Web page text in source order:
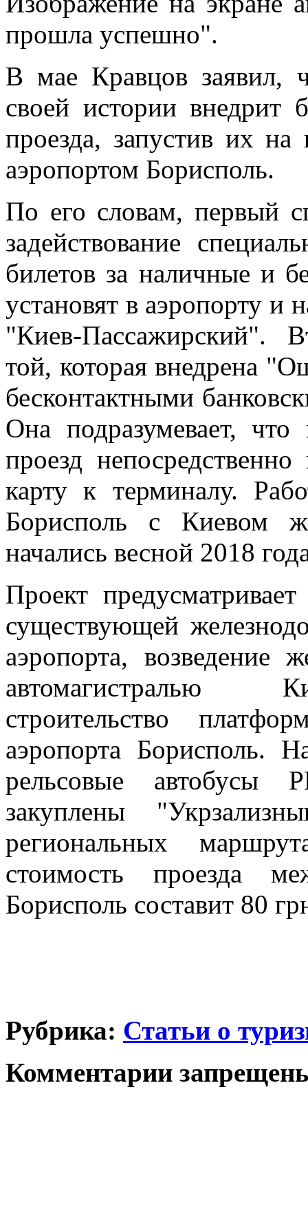
прошла успешно".
В мае Кравцов заявил,
своей истории внедрит
проезда, запустив их
аэропортом Борисполь.
По его словам, первый
задействование
билетов за наличные и
установят в аэропорту и
"Киев-Пассажирский".
той, которая внедрена
бесконтактными
Она подразумевает, что
проезд
карту к терминалу.
Борисполь с Киевом
начались весной 2018
Проект
существующей
аэропорта, возведение
автомагистралью
строительство
аэропорта Борисполь.
рельсовые автобусы
закуплены
региональных
стоимость проезда
Борисполь составит 80
Рубрика: Статьи о
Комментарии